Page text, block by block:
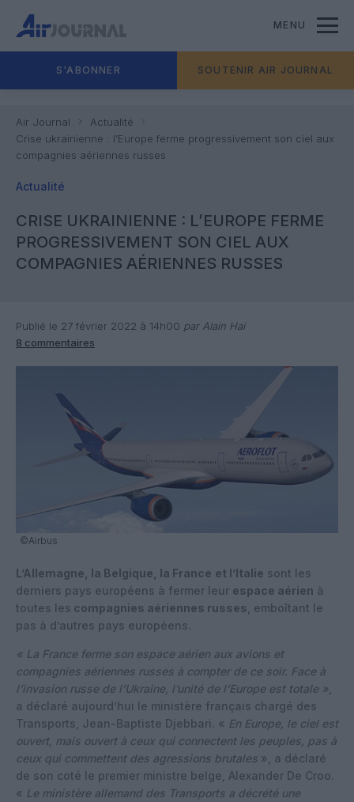
MENU
S'ABONNER SOUTENIR AIR JOURNAL
Air Journal
Actualité
Crise ukrainienne : l’Europe ferme progressivement son ciel aux
compagnies aériennes russes
Actualité
CRISE UKRAINIENNE : L’EUROPE FERME
PROGRESSIVEMENT SON CIEL AUX
COMPAGNIES AÉRIENNES RUSSES
Publié le 27 février 2022 à 14h00 par Alain Hai
8 commentaires
©Airbus
L’Allemagne, la Belgique, la France et l’Italie sont les
derniers pays européens à fermer leur espace aérien à
toutes les compagnies aériennes russes , emboîtant le
pas à d’autres pays européens.
« La France ferme son espace aérien aux avions et
compagnies aériennes russes à compter de ce soir. Face à
l’invasion russe de l’Ukraine, l’unité de l’Europe est totale »
a déclaré aujourd’hui le ministère français chargé des
Transports, Jean-Baptiste Djebbari. « En Europe, le ciel est
ouvert, mais ouvert à ceux qui connectent les peuples, pas à
ceux qui commettent des agressions brutales », a déclaré
de son coté le premier ministre belge, Alexander De Croo.
« Le ministère allemand des Transports a décrété une